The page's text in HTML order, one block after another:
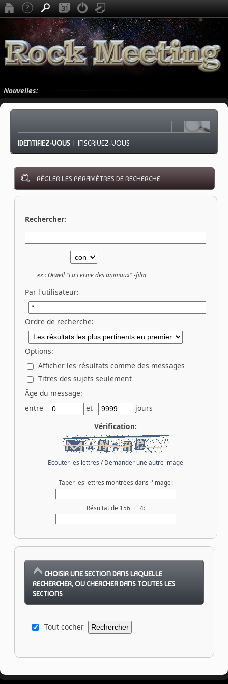
Nouvelles:
IDENTIFIEZ-VOUS |INSCRIVEZ-VOUS
RÉGLER LES PARAMÈTRES DE RECHERCHE
Rechercher:
ex :Orwell "La Ferme des animaux" -film
Par l'utilisateur:
Ordre de recherche:
Options:
Afficher les résultats comme des messages
Titres des sujets seulement
Âge du message:
entre
et
jours
Vérification:
Ecouter les lettres / Demander une autre image
Taper les lettres montrées dans l'image:
Résultat de 156 + 4:
CHOISIR UNE SECTION DANS LAQUELLE
RECHERCHER, OU CHERCHER DANS TOUTES LES
SECTIONS
Tout cocher